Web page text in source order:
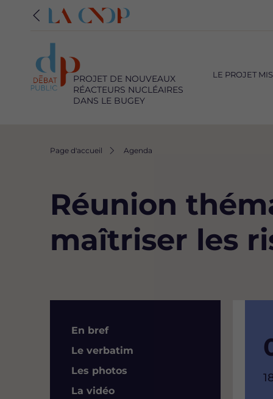
PROJET DE NOUVEAUX
RÉACTEURS NUCLÉAIRES
DANS LE BUGEY
principale
LE PROJET
Fil
Page d'accueil Agenda
Réunion
maîtriser les
Résumé
En bref
Le verbatim
Les photos
La vidéo